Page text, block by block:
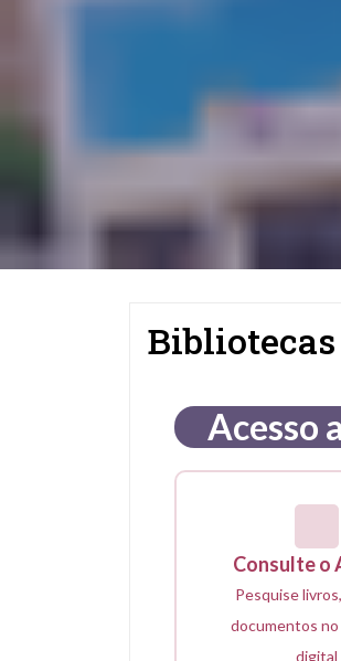
Acesso
Consulte o
Pesquise
documentos
digital